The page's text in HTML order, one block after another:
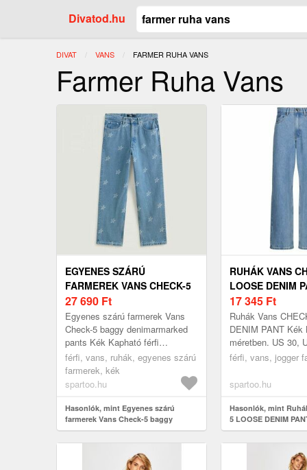
Divatod.hu
DIVAT VANS JELENLEGI:
FARMER RUHA VANS
Farmer Ruha Vans
EGYENES SZÁRÚ
FARMEREK VANS CHECK-5
BAGGY DENIMARMARKED
PANTS
27 690 Ft
Egyenes szárú farmerek Vans
Check-5 baggy denimarmarked
pants Kék Kapható férfi
méretben. US 29, US 31 Férfi >
Ruhák > Egyenes szárú
farmerek
férfi, vans, ruhák, egyenes szárú
farmerek, kék
spartoo.hu
Hasonlók, mint Egyenes szárú
farmerek Vans Check-5 baggy
denimarmarked pants
RUHÁK VANS
LOOSE DENIM
17 345 Ft
Ruhák Vans
DENIM PANT Kék
méretben. US 30,
Férfi > Ruhák >
férfi, vans, jogger
spartoo.hu
Hasonlók, mint
5 LOOSE DENIM